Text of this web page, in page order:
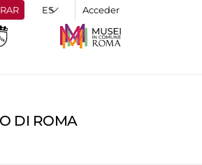
Acceder
DI ROMA